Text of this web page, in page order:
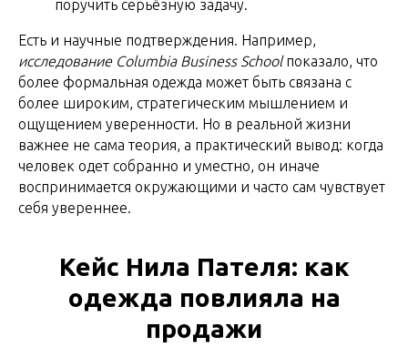
поручить серьёзную задачу.
Есть и научные подтверждения. Например,
исследование Columbia Business Schoolпоказало, что
более формальная одежда может быть связана с
более широким, стратегическим мышлением и
ощущением уверенности. Но в реальной жизни
важнее не сама теория, а практический вывод: когда
человек одет собранно и уместно, он иначе
воспринимается окружающими и часто сам чувствует
себя увереннее.
Кейс Нила Пателя: как
одежда повлияла на
продажи